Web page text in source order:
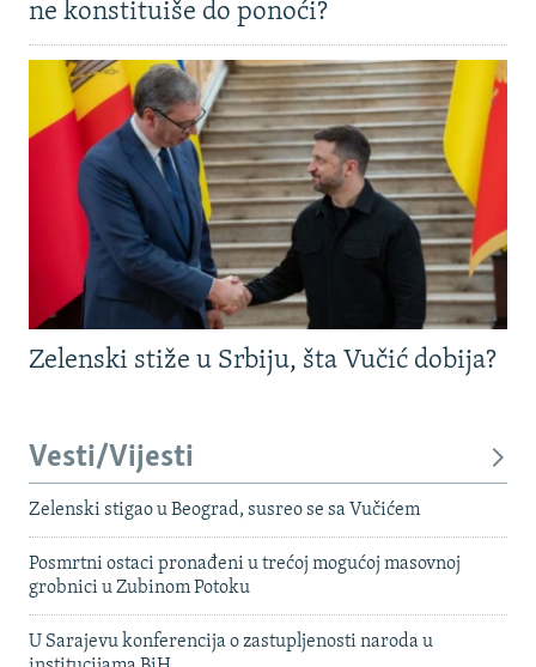
ne konstituiše do ponoći?
Zelenski stiže u Srbiju, šta Vučić dobija?
Vesti/Vijesti
Zelenski stigao u Beograd, susreo se sa Vučićem
Posmrtni ostaci pronađeni u trećoj mogućoj masovnoj
grobnici u Zubinom Potoku
U Sarajevu konferencija o zastupljenosti naroda u